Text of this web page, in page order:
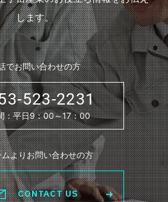
します。
でお問い合わせの方
523-2231
：平日9：00～17：00
よりお問い合わせの方
CONTACT US